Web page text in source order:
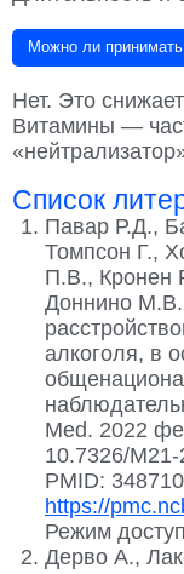
Можно ли
Нет. Это
Витамины —
Список
Павар Р.Д.,
Томпсон Г.,
П.В., Кронен
Доннино М.В.
алкоголя, в
Med. 2022
10.7326/
PMID:
https://
Режим
Дерво А.,